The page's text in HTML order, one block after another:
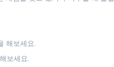
해보세요.
보세요.